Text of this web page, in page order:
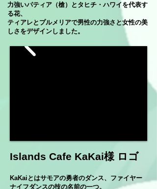
力強いパティア（槍）とタヒチ・ハワイを代表す
る花、
ティアレとプルメリアで男性の力強さと女性の美
しさをデザインしました。
Islands Cafe KaKai様 ロゴ
KaKaiとはサモアの勇者のダンス、ファイヤー
ナイフダンスの技の名前の一つ。